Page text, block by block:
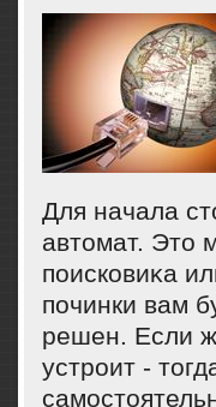
Для начала
автοмат. Этο
поисковиκа
починки вам
решен. Если
устроит -